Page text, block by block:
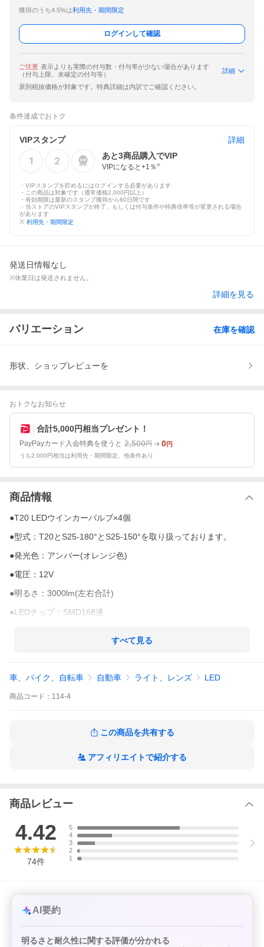
獲得のうち4.5%は利用先・期間限定
ログインして確認
ご注意 表示よりも実際の付与数・付与率が少ない場合があります
（付与上限、未確定の付与等）
詳細
原則税抜価格が対象です。特典詳細は内訳でご確認ください。
条件達成でおトク
VIPスタンプ
詳細
あと3商品購入でVIP
VIPになると+1 ％ ※
・VIPスタンプを貯めるにはログインする必要があります
・この商品は対象です（通常価格2,000円以上）
・有効期限は最新のスタンプ獲得から60日間です
・当ストアのVIPスタンプが終了、もしくは付与条件や特典倍率等が変更される場合
があります
※ 利用先・期間限定
発送日情報なし
※休業日は発送されません。
詳細を見る
バリエーション 在庫を確認
形状、ショップレビューを
おトクなお知らせ
合計5,000円相当プレゼント！
PayPayカード入会特典を使うと 2,500円 0円
うち2,000円相当は利用先・期間限定。他条件あり
商品情報
●T20 LEDウインカーバルブ×4個
●型式：T20とS25-180°とS25-150°を取り扱っております。
●発光色：アンバー(オレンジ色)
●電圧：12V
●明るさ：3000lm(左右合計)
●LEDチップ：SMD168連
＊ハイフラキャンセラー内蔵型となりますが、LED取付箇所数や
●超高輝度3014チップ採用
●アルミニウム合金耐熱設計。放熱効果抜群、耐久性能も良いで
●チップ上部の蓋の接着がはがれている場合がございますが仕様上
問題ありません。
＊スマホでの閲覧の際は、必ず【商品説明をもっと見る】を押し
すべて見る
車、バイク、自転車 自動車 ライト、レンズ LED
商品 コード： 114-4
この商品を共有する
アフィリエイトで紹介する
商品レビュー
4.42
74件
5
4
3
2
1
AI要約
明るさと耐久性に関する評価が分かれる